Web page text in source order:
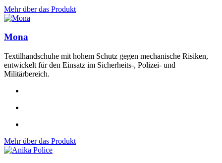
Mehr über das Produkt
Mona
Textilhandschuhe mit hohem Schutz gegen mechanische Risiken,
entwickelt für den Einsatz im Sicherheits-, Polizei- und
Militärbereich.
Mehr über das Produkt